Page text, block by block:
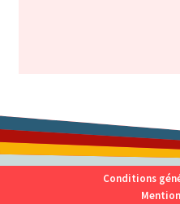
Conditions